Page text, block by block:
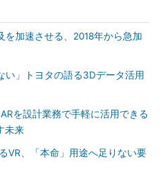
を加速させる、2018年から急加
い」トヨタの語る3Dデータ活用
を設計業務で手軽に活用できる
未来
VR、「本命」用途へ足りない要